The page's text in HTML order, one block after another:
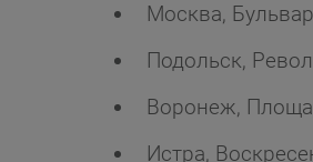
Москва,
Подольск,
Воронеж,
Истра,